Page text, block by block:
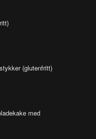
(glutenfritt)
med